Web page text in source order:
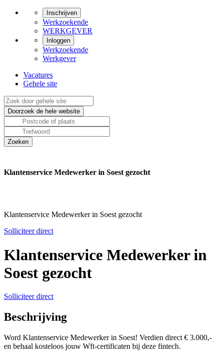
Inschrijven
Werkzoekende
WERKGEVER
Inloggen
Werkzoekende
Werkgever
Vacatures
Gehele site
Klantenservice Medewerker in Soest gezocht
Klantenservice Medewerker in Soest gezocht
Solliciteer direct
Klantenservice Medewerker in
Soest gezocht
Solliciteer direct
Beschrijving
Word Klantenservice Medewerker in Soest! Verdien direct € 3.000,-
en behaal kosteloos jouw Wft-certificaten bij deze fintech.